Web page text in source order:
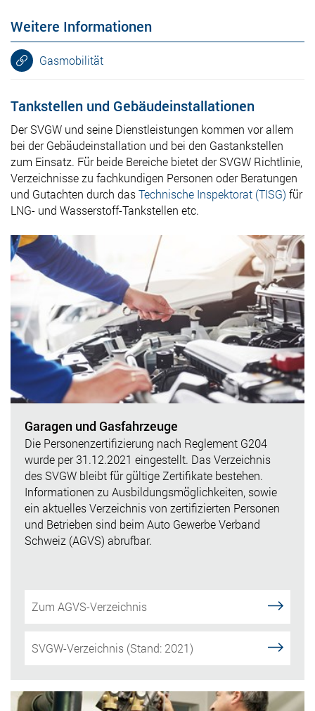
Weitere Informationen
Gasmobilität
Tankstellen und Gebäudeinstallationen
Der SVGW und seine Dienstleistungen kommen vor allem
bei der Gebäudeinstallation und bei den Gastankstellen
zum Einsatz. Für beide Bereiche bietet der SVGW Richtlinie,
Verzeichnisse zu fachkundigen Personen oder Beratungen
und Gutachten durch dasTechnische Inspektorat (TISG) für
LNG- und Wasserstoff-Tankstellen etc.
Garagen und Gasfahrzeuge
Die Personenzertifizierung nach Reglement G204
wurde per 31.12.2021 eingestellt. Das Verzeichnis
des SVGW bleibt für gültige Zertifikate bestehen.
Informationen zu Ausbildungsmöglichkeiten, sowie
ein aktuelles Verzeichnis von zertifizierten Personen
und Betrieben sind beim Auto Gewerbe Verband
Schweiz (AGVS) abrufbar.
Zum AGVS-Verzeichnis
SVGW-Verzeichnis (Stand: 2021)